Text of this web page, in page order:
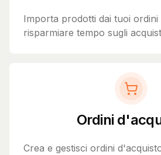
Importa prodotti dai tuoi
risparmiare tempo sugli
Ordini
Crea e gestisci ordini